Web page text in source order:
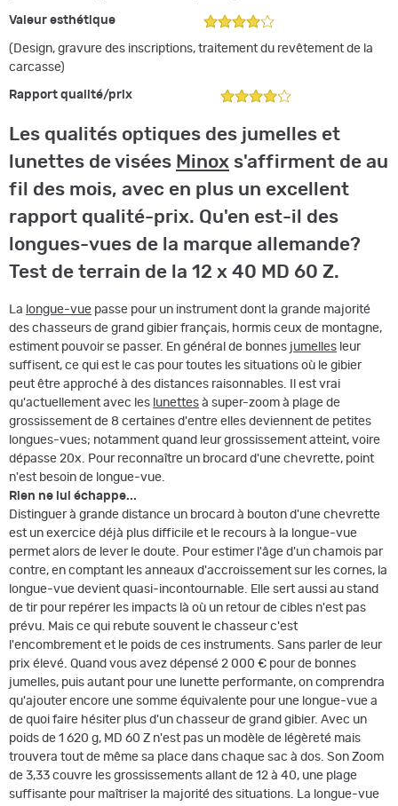
Valeur esthétique
(Design, gravure des inscriptions, traitement du revêtement de la
carcasse)
Rapport qualité/prix
Les qualités optiques des jumelles et
lunettes de visées Minox s'affirment de au
fil des mois, avec en plus un excellent
rapport qualité-prix. Qu'en est-il des
longues-vues de la marque allemande?
Test de terrain de la 12 x 40 MD 60 Z.
La longue-vue passe pour un instrument dont la grande majorité
des chasseurs de grand gibier français, hormis ceux de montagne,
estiment pouvoir se passer. En général de bonnes jumelles leur
suffisent, ce qui est le cas pour toutes les situations où le gibier
peut être approché à des distances raisonnables. Il est vrai
qu'actuellement avec les lunettes à super-zoom à plage de
grossissement de 8 certaines d'entre elles deviennent de petites
longues-vues; notamment quand leur grossissement atteint, voire
dépasse 20x. Pour reconnaître un brocard d'une chevrette, point
n'est besoin de longue-vue.
Rien ne lui échappe...
Distinguer à grande distance un brocard à bouton d'une chevrette
est un exercice déjà plus difficile et le recours à la longue-vue
permet alors de lever le doute. Pour estimer l'âge d'un chamois par
contre, en comptant les anneaux d'accroissement sur les cornes, la
longue-vue devient quasi-incontournable. Elle sert aussi au stand
de tir pour repérer les impacts là où un retour de cibles n'est pas
prévu. Mais ce qui rebute souvent le chasseur c'est
l'encombrement et le poids de ces instruments. Sans parler de leur
prix élevé. Quand vous avez dépensé 2 000 € pour de bonnes
jumelles, puis autant pour une lunette performante, on comprendra
qu'ajouter encore une somme équivalente pour une longue-vue a
de quoi faire hésiter plus d'un chasseur de grand gibier. Avec un
poids de 1 620 g, MD 60 Z n'est pas un modèle de légèreté mais
trouvera tout de même sa place dans chaque sac à dos. Son Zoom
de 3,33 couvre les grossissements allant de 12 à 40, une plage
suffisante pour maîtriser la majorité des situations. La longue-vue